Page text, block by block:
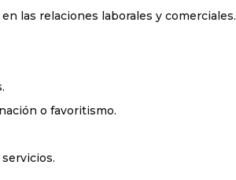
las relaciones laborales y comerciales.
o favoritismo.